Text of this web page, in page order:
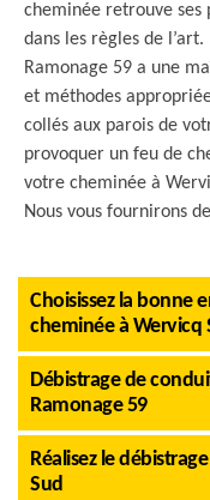
cheminée retrouve
dans les règles de
Ramonage 59 a une
et méthodes
collés aux parois de
provoquer un feu de
votre cheminée à
Nous vous fournirons
Choisissez la bonne
cheminée à Wervicq
Débistrage de
Ramonage 59
Réalisez le
Sud